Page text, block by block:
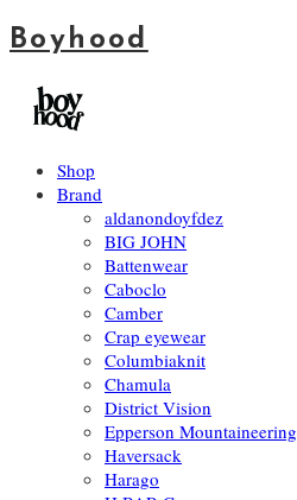
Boyhood
Shop
Brand
aldanondoyfdez
BIG JOHN
Battenwear
Caboclo
Camber
Crap eyewear
Columbiaknit
Chamula
District Vision
Epperson Mountaineering
Haversack
Harago